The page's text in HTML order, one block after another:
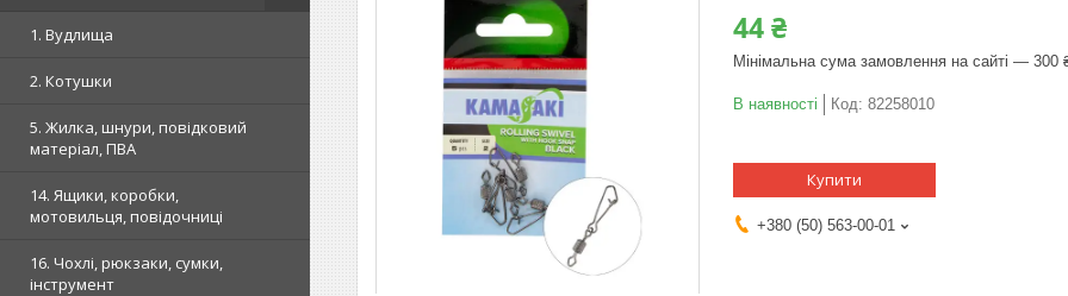
1. Вудлища
2. Котушки
5. Жилка, шнури, повідковий
матеріал, ПВА
14. Ящики, коробки,
мотовильця, повідочниці
16. Чохлі, рюкзаки, сумки,
інструмент
44 ₴
Мінімальна сума замовлення на сайті — 300
В наявності Код: 82258010
Купити
+380 (50) 563-00-01